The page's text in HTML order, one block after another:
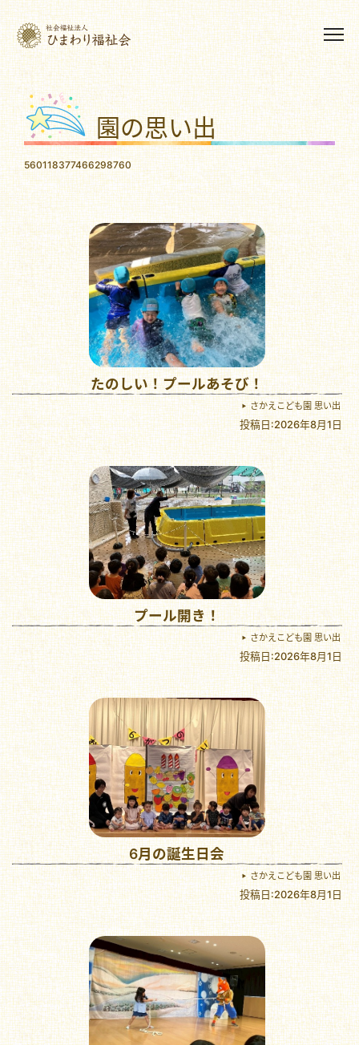
園の思い出
560118377466298760
たのしい！プールあそび！
さかえこども園 思い出
投稿日:2026年8月1日
プール開き！
さかえこども園 思い出
投稿日:2026年8月1日
6月の誕生日会
さかえこども園 思い出
投稿日:2026年8月1日